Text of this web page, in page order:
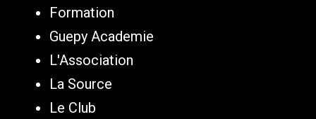
Formation
Guepy Academie
L'Association
La Source
Le Club